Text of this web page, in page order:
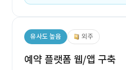
유사도 높음 외주
예약 플랫폼 웹/앱 구축